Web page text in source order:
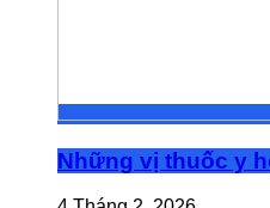
Những vị thuốc y